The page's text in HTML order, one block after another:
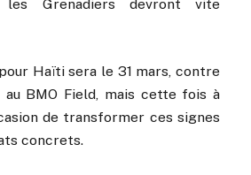
Grenadiers devront vite
Haïti sera le 31 mars, contre
au BMO Field, mais cette fois à
de transformer ces signes
concrets.